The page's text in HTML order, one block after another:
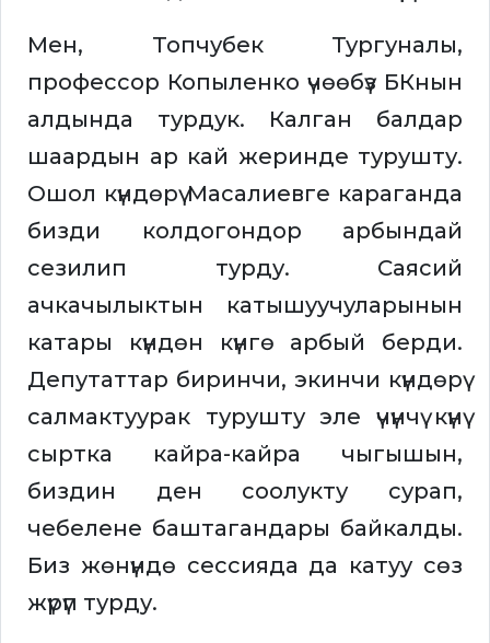
Мен, Топчубек Тургуналы,
профессор Копыленко үчөөбүз БКнын
алдында турдук. Калган балдар
шаардын ар кай жеринде турушту.
Ошол күндөрү Масалиевге караганда
бизди колдогондор арбындай
сезилип турду. Саясий
ачкачылыктын катышуучуларынын
катары күндөн күнгө арбый берди.
Депутаттар биринчи, экинчи күндөрү
салмактуурак турушту эле үчүнчү күнү
сыртка кайра-кайра чыгышын,
биздин ден соолукту сурап,
чебелене баштагандары байкалды.
Биз жөнүндө сессияда да катуу сөз
жүрүп турду.